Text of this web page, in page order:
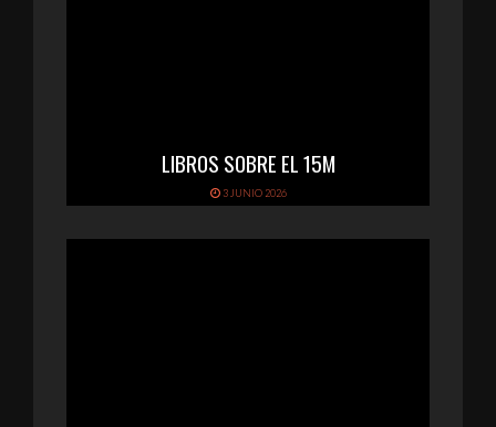
LIBROS SOBRE EL 15M
3 JUNIO 2026